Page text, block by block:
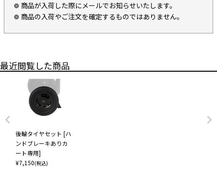
商品が入荷した際にメールでお知らせいたします。
商品の入荷やご注文を確定するものではありません。
最近閲覧した商品
後輪タイヤセット [ハ
ンドブレーキありカ
ート専用]
¥7,150(税込)